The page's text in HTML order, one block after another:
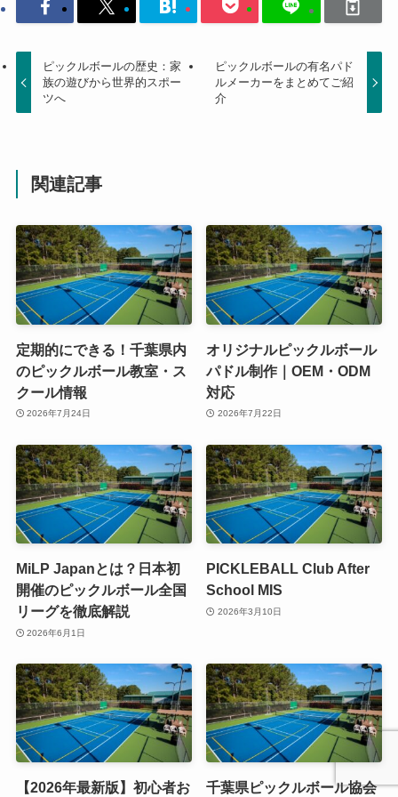
ピックルボールの歴史：家
族の遊びから世界的スポー
ツへ
ピックルボールの有名パド
ルメーカーをまとめてご紹
介
関連記事
定期的にできる！千葉県内
のピックルボール教室・ス
クール情報
2026年7月24日
オリジナルピックルボール
パドル制作｜OEM・ODM
対応
2026年7月22日
MiLP Japanとは？日本初
開催のピックルボール全国
リーグを徹底解説
2026年6月1日
PICKLEBALL Club After
School MIS
2026年3月10日
【2026年最新版】初心者お 千葉県ピックルボール協会